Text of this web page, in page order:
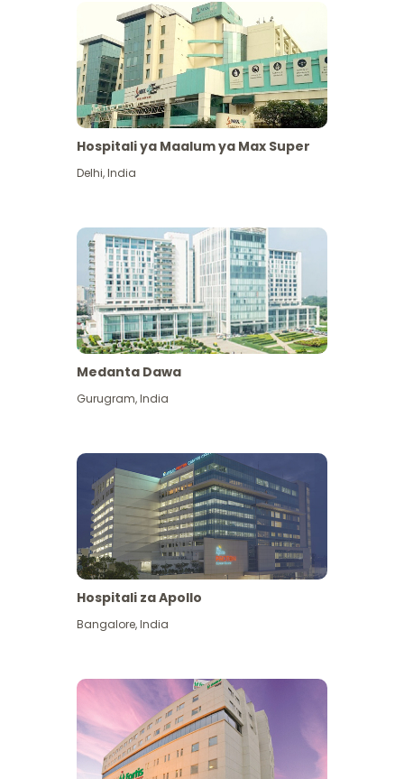
Hospitali ya Maalum ya Max Super
Delhi,India
Medanta Dawa
Gurugram,India
Hospitali za Apollo
Bangalore,India